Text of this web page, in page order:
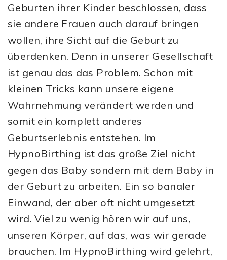
Geburten ihrer Kinder beschlossen, dass
sie andere Frauen auch darauf bringen
wollen, ihre Sicht auf die Geburt zu
überdenken. Denn in unserer Gesellschaft
ist genau das das Problem. Schon mit
kleinen Tricks kann unsere eigene
Wahrnehmung verändert werden und
somit ein komplett anderes
Geburtserlebnis entstehen. Im
HypnoBirthing ist das große Ziel nicht
gegen das Baby sondern mit dem Baby in
der Geburt zu arbeiten. Ein so banaler
Einwand, der aber oft nicht umgesetzt
wird. Viel zu wenig hören wir auf uns,
unseren Körper, auf das, was wir gerade
brauchen. Im HypnoBirthing wird gelehrt,